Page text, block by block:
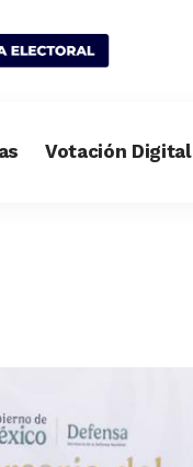
Votación Digital